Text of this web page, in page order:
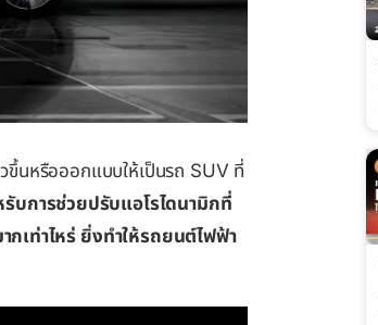
ขึ้นหรือออกแบบให้เป็นรถ SUV ที่
บการช่วยปรับแอโรไดนามิกที่
เท่าไหร่ ยิ่งทำให้รถยนต์ไฟฟ้า